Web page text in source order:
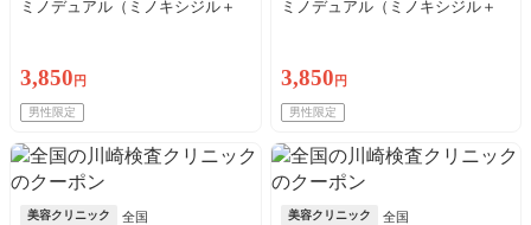
ミノデュアル（ミノキシジル＋
3,850 円
男性限定
ミノデュアル（ミノキシジル＋
3,850 円
男性限定
美容クリニック 全国 美容クリニック 全国